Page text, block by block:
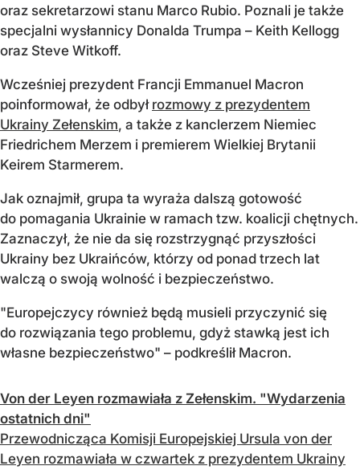
oraz sekretarzowi stanu Marco Rubio. Poznali je także
specjalni wysłannicy Donalda Trumpa – Keith Kellogg
oraz Steve Witkoff.
Wcześniej prezydent Francji Emmanuel Macron
poinformował, że odbył rozmowy z prezydentem
Ukrainy Zełenskim, a także z kanclerzem Niemiec
Friedrichem Merzem i premierem Wielkiej Brytanii
Keirem Starmerem.
Jak oznajmił, grupa ta wyraża dalszą gotowość
do pomagania Ukrainie w ramach tzw. koalicji chętnych.
Zaznaczył, że nie da się rozstrzygnąć przyszłości
Ukrainy bez Ukraińców, którzy od ponad trzech lat
walczą o swoją wolność i bezpieczeństwo.
"Europejczycy również będą musieli przyczynić się
do rozwiązania tego problemu, gdyż stawką jest ich
własne bezpieczeństwo" – podkreślił Macron.
Von der Leyen rozmawiała z Zełenskim. "Wydarzenia
ostatnich dni"
Przewodnicząca Komisji Europejskiej Ursula von der
Leyen rozmawiała w czwartek z prezydentem Ukrainy